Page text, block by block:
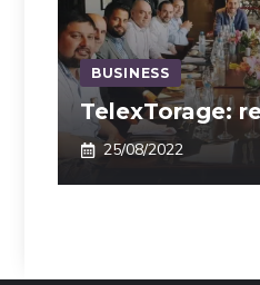
BUSINESS
TelexTorage:
25/08/2022